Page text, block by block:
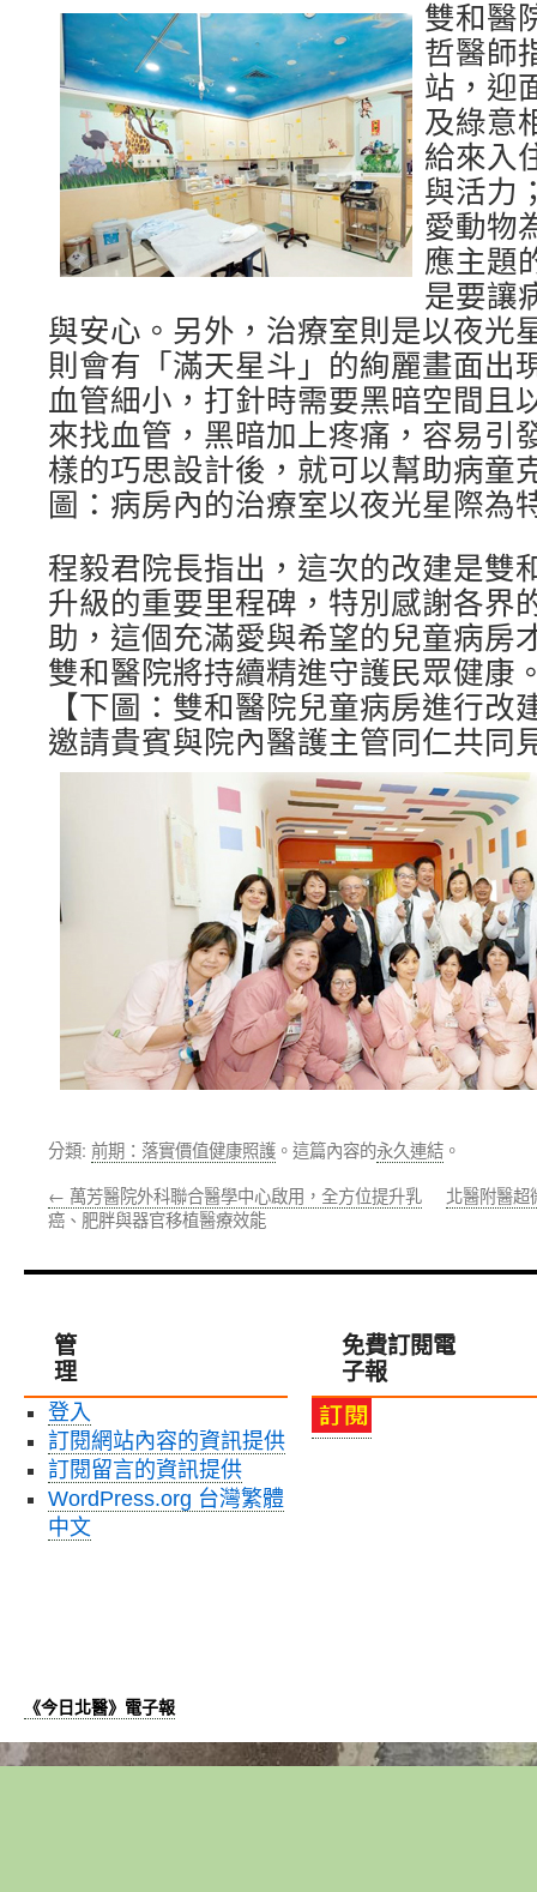
雙和醫
哲醫師
站，迎
及綠意
給來入
與活力
愛動物
應主題
是要讓
與安心。另外，治療室則是以夜光
則會有「滿天星斗」的絢麗畫面出
血管細小，打針時需要黑暗空間且
來找血管，黑暗加上疼痛，容易引
樣的巧思設計後，就可以幫助病童
圖：病房內的治療室以夜光星際為
程毅君院長指出，這次的改建是雙
升級的重要里程碑，特別感謝各界
助，這個充滿愛與希望的兒童病房
雙和醫院將持續精進守護民眾健康
【下圖：雙和醫院兒童病房進行改
邀請貴賓與院內醫護主管同仁共同
分類: 前期：落實價值健康照護 。這篇內容的永久連結 。
← 萬芳醫院外科聯合醫學中心啟用，全方位提升乳
癌、肥胖與器官移植醫療效能
北醫附醫超
管
理
登入
訂閱網站內容的資訊提供
訂閱留言的資訊提供
WordPress.org 台灣繁體
中文
免費訂閱電
子報
《今日北醫》電子報